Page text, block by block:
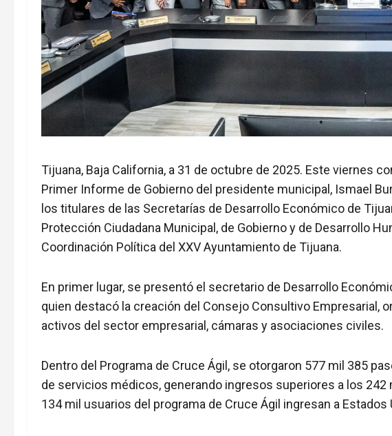
Tijuana, Baja California, a 31 de octubre de 2025. Este viernes
Primer Informe de Gobierno del presidente municipal, Ismael
los titulares de las Secretarías de Desarrollo Económico de
Protección Ciudadana Municipal, de Gobierno y de Desarrollo
Coordinación Política del XXV Ayuntamiento de Tijuana.
En primer lugar, se presentó el secretario de Desarrollo
quien destacó la creación del Consejo Consultivo Empresarial,
activos del sector empresarial, cámaras y asociaciones civiles.
Dentro del Programa de Cruce Ágil, se otorgaron 577 mil 385
de servicios médicos, generando ingresos superiores a los
134 mil usuarios del programa de Cruce Ágil ingresan a